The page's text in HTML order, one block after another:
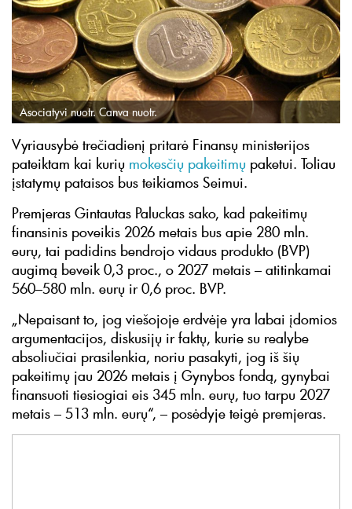
Asociatyvi nuotr. Canva nuotr.
Vyriausybė trečiadienį pritarė Finansų ministerijos
pateiktam kai kurių mokesčių pakeitimų paketui. Toliau
įstatymų pataisos bus teikiamos Seimui.
Premjeras Gintautas Paluckas sako, kad pakeitimų
finansinis poveikis 2026 metais bus apie 280 mln.
eurų, tai padidins bendrojo vidaus produkto (BVP)
augimą beveik 0,3 proc., o 2027 metais – atitinkamai
560–580 mln. eurų ir 0,6 proc. BVP.
„Nepaisant to, jog viešojoje erdvėje yra labai įdomios
argumentacijos, diskusijų ir faktų, kurie su realybe
absoliučiai prasilenkia, noriu pasakyti, jog iš šių
pakeitimų jau 2026 metais į Gynybos fondą, gynybai
finansuoti tiesiogiai eis 345 mln. eurų, tuo tarpu 2027
metais – 513 mln. eurų“, – posėdyje teigė premjeras.